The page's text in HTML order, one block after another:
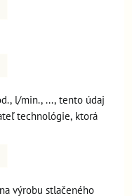
l/min., ..., tento údaj
technológie, ktorá
výrobu stlačeného